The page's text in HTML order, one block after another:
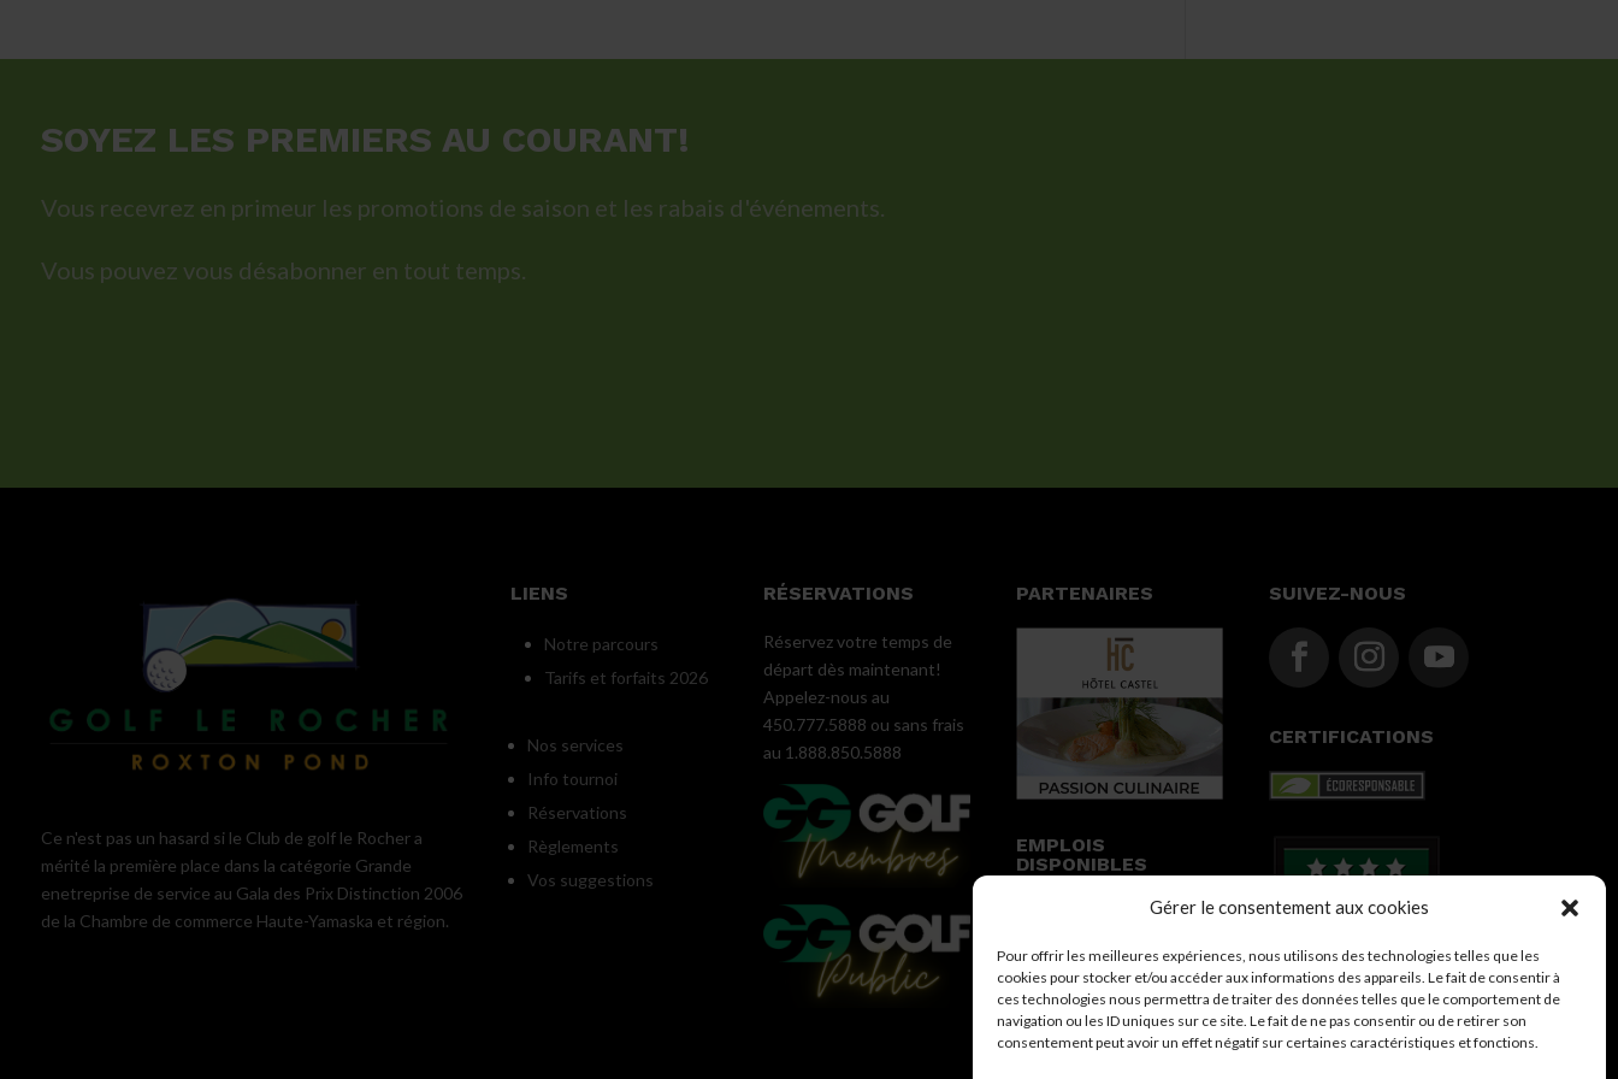
Gérer le consentement aux cookies
Pour offrir les meilleures expériences, nous utilisons des technologies telles que les
cookies pour stocker et/ou accéder aux informations des appareils. Le fait de consentir à
ces technologies nous permettra de traiter des données telles que le comportement de
navigation ou les ID uniques sur ce site. Le fait de ne pas consentir ou de retirer son
consentement peut avoir un effet négatif sur certaines caractéristiques et fonctions.
74,75 $.45,00 $.
74,75 $.50,00 $.
69,75 $.35,00 $.
SOYEZ LES PREMIERS AU COURANT!
Vous recevrez en primeur les promotions de saison et les rabais d'événements.
Vous pouvez vous désabonner en tout temps.
Ce n'est pas un hasard si le Club de golf le Rocher a
mérité la première place dans la catégorie Grande
enetreprise de service au Gala des Prix Distinction 2006
de la Chambre de commerce Haute-Yamaska et région.
LIENS
Notre parcours
Tarifs et forfaits 2026
Nos services
Info tournoi
Réservations
Règlements
Vos suggestions
RÉSERVATIONS
Réservez votre temps de
départ dès maintenant!
Appelez-nous au
450.777.5888 ou sans frais
au 1.888.850.5888
PARTENAIRES
EMPLOIS
DISPONIBLES
VOIR LES DÉTAILS
SUIVEZ-NOUS
CERTIFICATIONS